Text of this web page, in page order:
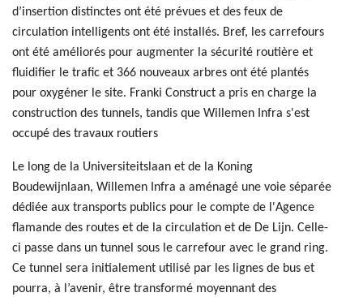
d’insertion distinctes ont été prévues et des feux de
circulation intelligents ont été installés. Bref, les carrefours
ont été améliorés pour augmenter la sécurité routière et
fluidifier le trafic et 366 nouveaux arbres ont été plantés
pour oxygéner le site. Franki Construct a pris en charge la
construction des tunnels, tandis que Willemen Infra s'est
occupé des travaux routiers
Le long de la Universiteitslaan et de la Koning
Boudewijnlaan, Willemen Infra a aménagé une voie séparée
dédiée aux transports publics pour le compte de l'Agence
flamande des routes et de la circulation et de De Lijn. Celle-
ci passe dans un tunnel sous le carrefour avec le grand ring.
Ce tunnel sera initialement utilisé par les lignes de bus et
pourra, à l’avenir, être transformé moyennant des